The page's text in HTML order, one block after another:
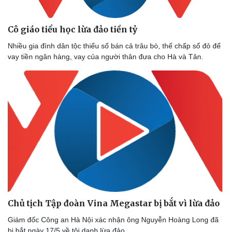
Cô giáo tiểu học lừa đảo tiền tỷ
Nhiều gia đình dân tộc thiểu số bán cả trâu bò, thế chấp sổ đỏ để
vay tiền ngân hàng, vay của người thân đưa cho Hà và Tân.
Chủ tịch Tập đoàn Vina Megastar bị bắt vì lừa đảo
Giám đốc Công an Hà Nội xác nhận ông Nguyễn Hoàng Long đã
bị bắt ngày 17/5 về tội danh lừa đảo.